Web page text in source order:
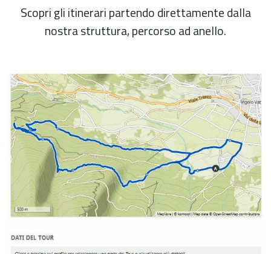
Scopri gli itinerari partendo direttamente dalla
nostra struttura, percorso ad anello.